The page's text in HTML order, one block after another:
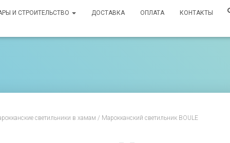
И СТРОИТЕЛЬСТВО ДОСТАВКА ОПЛАТА КОНТАКТЫ
светильники в хамам / Марокканский светильник BOULE